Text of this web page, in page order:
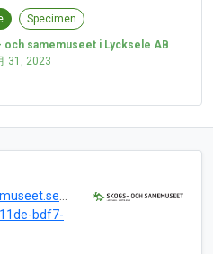
Specimen
och samemuseet i Lycksele AB
31, 2023
en/
bdf7-